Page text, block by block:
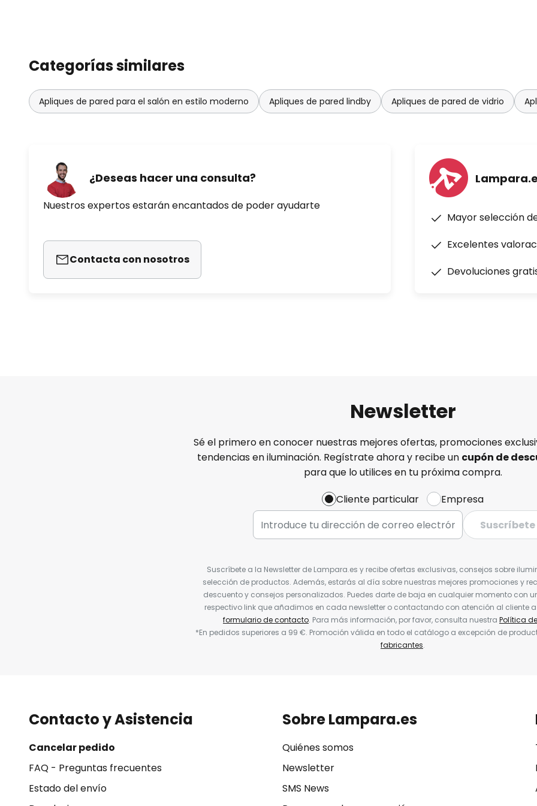
Categorías similares
Apliques de pared para el salón en estilo moderno Apliques de pared lindby Apliques de pared de vidrio
¿Deseas hacer una consulta?
Nuestros expertos estarán encantados de poder ayudarte
Contacta con nosotros
Mayor selección
Excelentes
Devoluciones
Newsletter
Sé el primero en conocer nuestras mejores ofertas, promociones
tendencias en iluminación. Regístrate ahora y recibe un cupón de
para que lo utilices en tu próxima compra.
Cliente particular
Empresa
Suscríbete
Suscríbete a la Newsletter de Lampara.es y recibe ofertas exclusivas, consejos sobre
selección de productos. Además, estarás al día sobre nuestras mejores promociones y
descuento y consejos personalizados. Puedes darte de baja en cualquier momento con
respectivo link que añadimos en cada newsletter o contactando con atención al cliente
formulario de contacto. Para más información, por favor, consulta nuestra Política
*En pedidos superiores a 99 €. Promoción válida en todo el catálogo a excepción de
fabricantes.
Contacto y Asistencia
Cancelar pedido
FAQ - Preguntas frecuentes
Estado del envío
Sobre Lampara.es
Quiénes somos
Newsletter
SMS News